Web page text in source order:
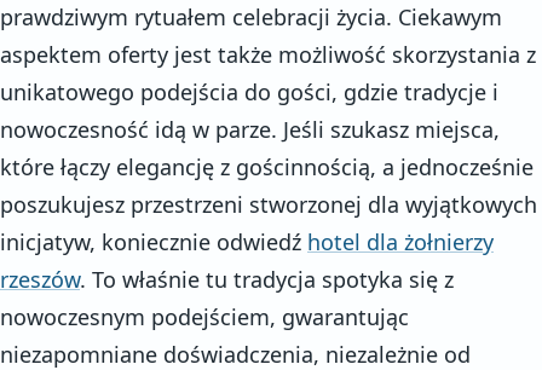
prawdziwym rytuałem celebracji życia. Ciekawym
aspektem oferty jest także możliwość skorzystania z
unikatowego podejścia do gości, gdzie tradycje i
nowoczesność idą w parze. Jeśli szukasz miejsca,
które łączy elegancję z gościnnością, a jednocześnie
poszukujesz przestrzeni stworzonej dla wyjątkowych
inicjatyw, koniecznie odwiedź hotel dla żołnierzy
rzeszów. To właśnie tu tradycja spotyka się z
nowoczesnym podejściem, gwarantując
niezapomniane doświadczenia, niezależnie od